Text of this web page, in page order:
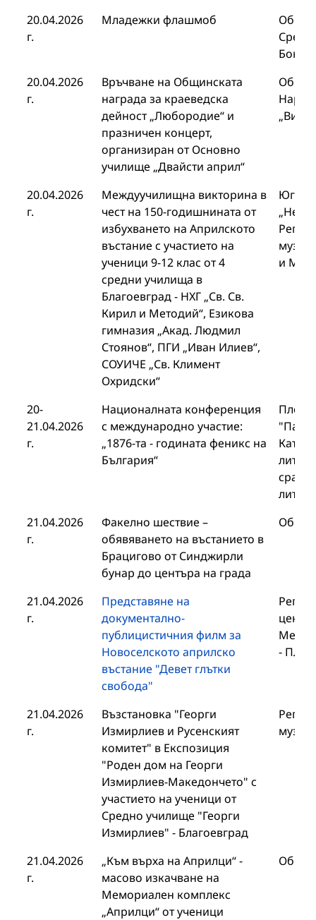
20.04.2026
г.
Младежки флашмоб
20.04.2026
г.
Връчване на Общинската
награда за краеведска
дейност „Любородие“ и
празничен концерт,
организиран от Основно
училище „Двайсти април“
20.04.2026
г.
Междуучилищна викторина в
чест на 150-годишнината от
избухването на Априлското
въстание с участието на
ученици 9-12 клас от 4
средни училища в
Благоевград - НХГ „Св. Св.
Кирил и Методий“, Езикова
гимназия „Акад. Людмил
Стоянов“, ПГИ „Иван Илиев“,
СОУИЧЕ „Св. Климент
Охридски“
и
20-
21.04.2026
г.
Националната конференция
с международно участие:
„1876-та - годината феникс на
България“
21.04.2026
г.
Факелно шествие –
обявяването на въстанието в
Брацигово от Синджирли
бунар до центъра на града
21.04.2026
г.
Представяне на
документално-
публицистичния филм за
Новоселското априлско
въстание "Девет глътки
свобода"
-
21.04.2026
г.
Възстановка "Георги
Измирлиев и Русенският
комитет" в Експозиция
"Роден дом на Георги
Измирлиев-Македончето" с
участието на ученици от
Средно училище "Георги
Измирлиев" - Благоевград
музей
21.04.2026
г.
„Към върха на Априлци“ -
масово изкачване на
Мемориален комплекс
„Априлци“ от ученици